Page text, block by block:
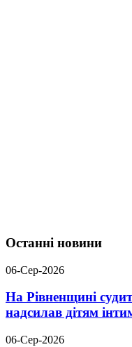
Останні новини
06-Сер-2026
На Рівненщині
надсилав дітям
06-Сер-2026